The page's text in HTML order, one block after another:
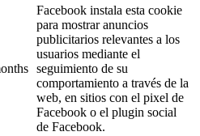
Facebook instala esta cookie
para mostrar anuncios
publicitarios relevantes a los
usuarios mediante el
seguimiento de su
comportamiento a través de la
web, en sitios con el pixel de
Facebook o el plugin social
de Facebook.